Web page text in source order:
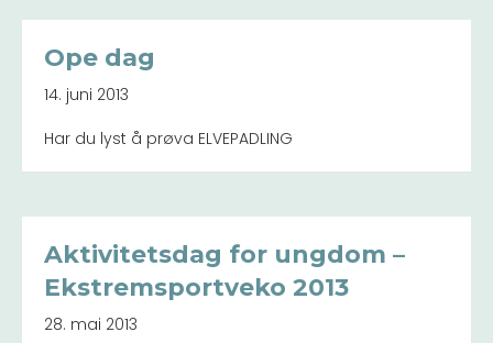
Ope dag
14. juni 2013
Har du lyst å prøva ELVEPADLING
Aktivitetsdag for ungdom –
Ekstremsportveko 2013
28. mai 2013